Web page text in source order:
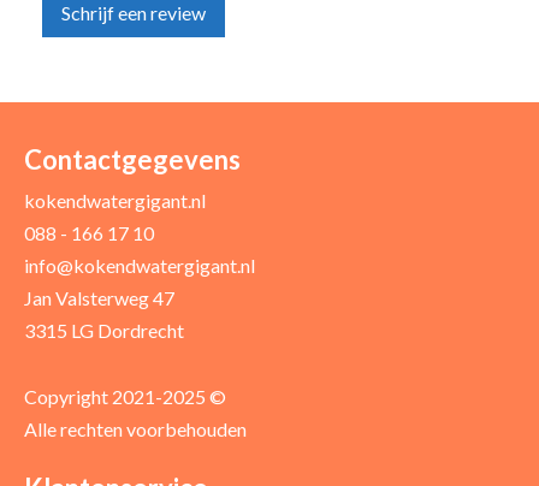
Schrijf een review
Uw naam *
Uw recensie *
Contactgegevens
kokendwatergigant.nl
088 - 166 17 10
info@kokendwatergigant.nl
Jan Valsterweg 47
3315 LG Dordrecht
Copyright 2021-2025 ©
Alle rechten voorbehouden